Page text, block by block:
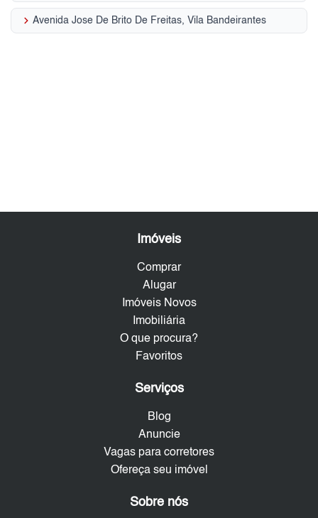
keyboard_arrow_right Avenida Jose De Brito De Freitas, Vila Bandeirantes
Imóveis
Comprar
Alugar
Imóveis Novos
Imobiliária
O que procura?
Favoritos
Serviços
Blog
Anuncie
Vagas para corretores
Ofereça seu imóvel
Sobre nós